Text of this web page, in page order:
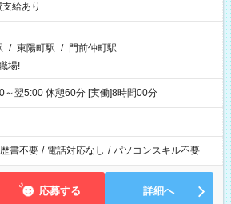
給あり
/ 東陽町駅 / 門前仲町駅
場!
～翌5:00 休憩60分 [実働]8時間00分
書不要 / 電話対応なし / パソコンスキル不要
応募する 詳細へ